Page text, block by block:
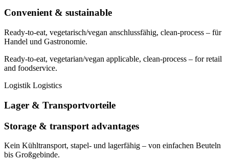
Convenient & sustainable
Ready-to-eat, vegetarisch/vegan anschlussfähig, clean-process – für
Handel und Gastronomie.
Ready-to-eat, vegetarian/vegan applicable, clean-process – for retail
and foodservice.
Logistik Logistics
Lager & Transportvorteile
Storage & transport advantages
Kein Kühltransport, stapel- und lagerfähig – von einfachen Beuteln
bis Großgebinde.